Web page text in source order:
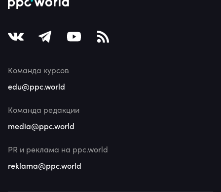
Команда курсов
edu@ppc.world
Команда редакции
media@ppc.world
PR и реклама на ppc.world
reklama@ppc.world